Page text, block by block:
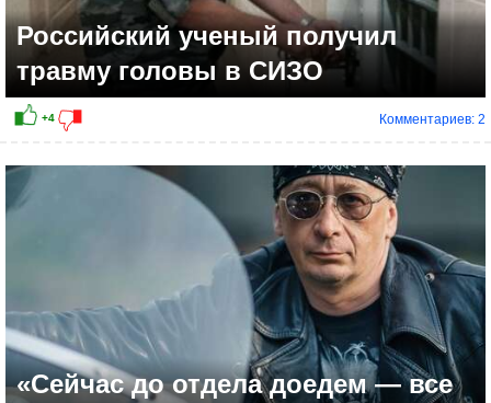
Российский ученый получил
травму головы в СИЗО
Комментариев: 2
«Сейчас до отдела доедем — все